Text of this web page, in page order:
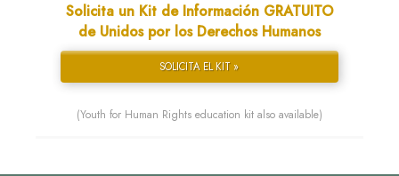
Solicita un Kit de Información GRATUITO
de Unidos por los Derechos Humanos
SOLICITA EL KIT »
(Youth for Human Rights education kit also available)